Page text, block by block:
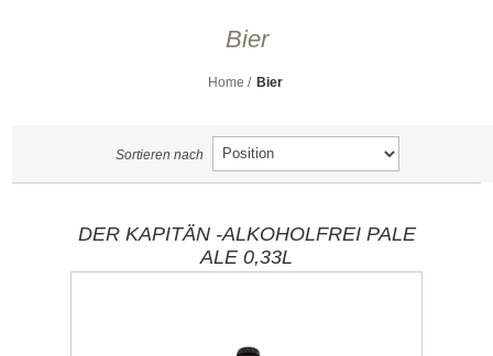
Bier
Home / Bier
Sortieren nach
DER KAPITÄN -ALKOHOLFREI PALE
ALE 0,33L